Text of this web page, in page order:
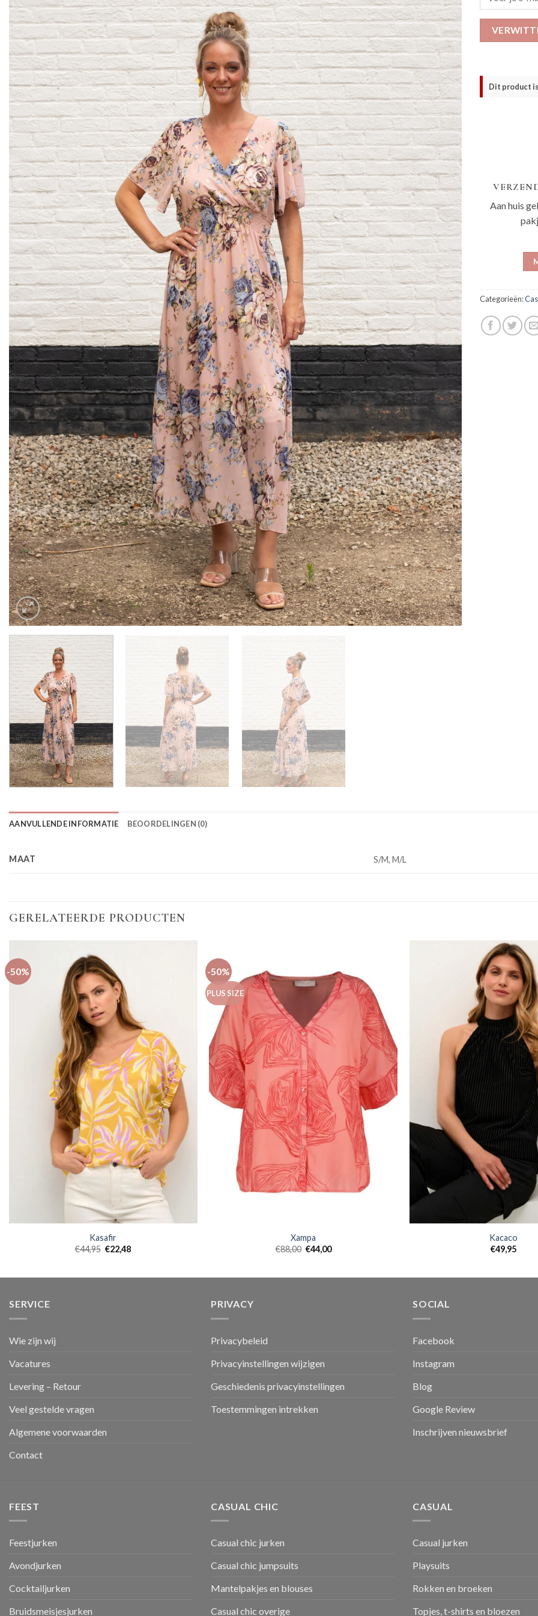
Dit product
Aan huis
Categorieën:
AANVULLENDE INFORMATIE BEOORDELINGEN (0)
MAAT S/M, M/L
GERELATEERDE PRODUCTEN
-50%
Kasafir
€44,95 €22,48
-50%
PLUS SIZE
Xampa
€88,00 €44,00
Kacaco
€49,95
SERVICE
Wie zijn wij
Vacatures
Levering – Retour
Veel gestelde vragen
Algemene voorwaarden
Contact
PRIVACY
Privacybeleid
Privacyinstellingen wijzigen
Geschiedenis privacyinstellingen
Toestemmingen intrekken
SOCIAL
Facebook
Instagram
Blog
Google Review
Inschrijven nieuwsbrief
FEEST
Feestjurken
Avondjurken
Cocktailjurken
Bruidsmeisjesjurken
CASUAL CHIC
Casual chic jurken
Casual chic jumpsuits
Mantelpakjes en blouses
Casual chic overige
CASUAL
Casual jurken
Playsuits
Rokken en broeken
Topjes, t-shirts en bloezen